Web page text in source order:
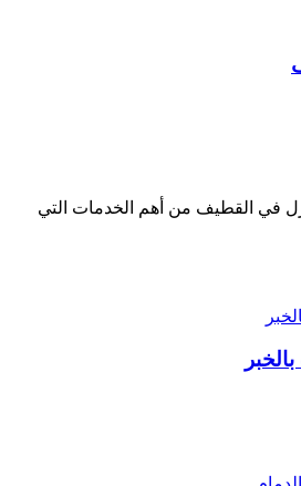
في القطيف من أهم الخدمات التي